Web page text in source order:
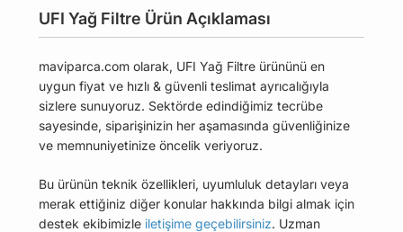
UFI Yağ Filtre Ürün Açıklaması
maviparca.com olarak, UFI Yağ Filtre ürününü en
uygun fiyat ve hızlı & güvenli teslimat ayrıcalığıyla
sizlere sunuyoruz. Sektörde edindiğimiz tecrübe
sayesinde, siparişinizin her aşamasında güvenliğinize
ve memnuniyetinize öncelik veriyoruz.
Bu ürünün teknik özellikleri, uyumluluk detayları veya
merak ettiğiniz diğer konular hakkında bilgi almak için
destek ekibimizle iletişime geçebilirsiniz. Uzman